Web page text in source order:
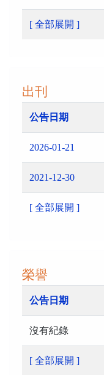
[ 全部展開 ]
出刊
公告日期
2026-01-21
2021-12-30
[ 全部展開 ]
榮譽
公告日期
沒有紀錄
[ 全部展開 ]